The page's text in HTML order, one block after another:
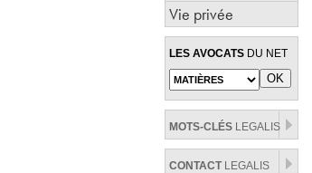
Vie privée
LES AVOCATS DU NET
MOTS-CLÉS LEGALIS
CONTACTLEGALIS